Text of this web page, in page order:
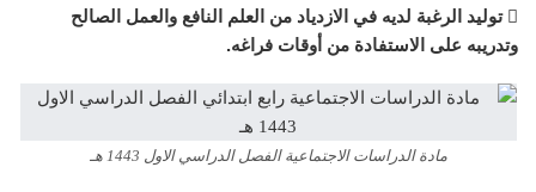
 توليد الرغبة لديه في الازدياد من العلم النافع والعمل الصالح
وتدريبه على الاستفادة من أوقات فراغه.
مادة الدراسات الاجتماعية الفصل الدراسي الاول 1443 هـ